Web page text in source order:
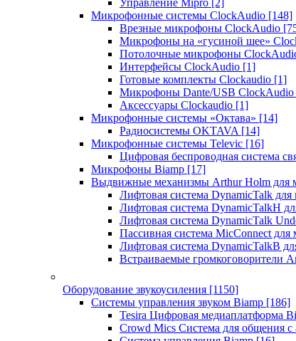
Управление Mipro [2]
Микрофонные системы ClockAudio [148]
Врезные микрофоны ClockAudio
Микрофоны на «гусиной шее»
Потолочные микрофоны
Интерфейсы ClockAudio [1]
Готовые комплекты Clockaudio [1]
Микрофоны Dante/USB ClockAudio
Аксессуары Clockaudio [1]
Микрофонные системы «Октава» [14]
Радиосистемы OKTAVA [14]
Микрофонные системы Televic [16]
Цифровая беспроводная система
Микрофоны Biamp [17]
Выдвижные механизмы Arthur Holm для
Лифтовая система DynamicTalk
Лифтовая система DynamicTalkH
Лифтовая система DynamicTalk
Пассивная система MicConnect для
Лифтовая система DynamicTalkB
Встраиваемые громкоговорители
Оборудование звукоусиления [1150]
Системы управления звуком Biamp [186]
Tesira Цифровая медиаплатформа
Crowd Mics Система для общения с